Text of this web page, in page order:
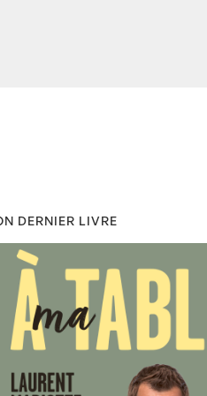
DERNIER LIVRE